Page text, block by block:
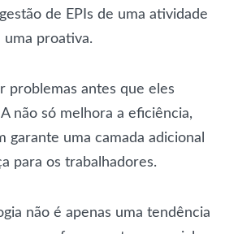
de EPIs de uma atividade
uma proativa.
problemas antes que eles
não só melhora a eficiência,
garante uma camada adicional
para os trabalhadores.
não é apenas uma tendência